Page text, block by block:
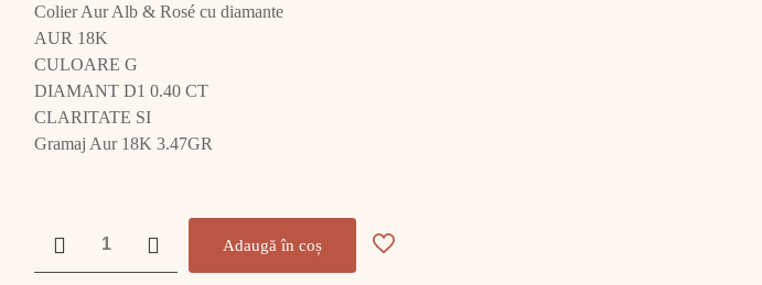
Colier Aur Alb & Rosé cu diamante
AUR 18K
CULOARE G
DIAMANT D1 0.40 CT
CLARITATE SI
Gramaj Aur 18K 3.47GR
Colier
Adaugă în coș